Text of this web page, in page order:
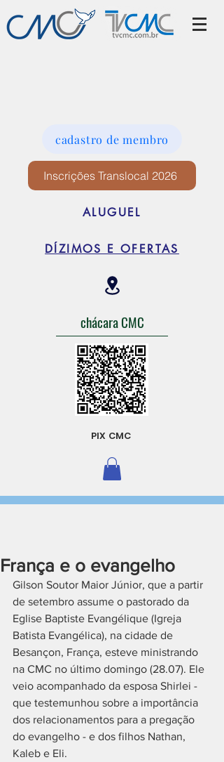
cadastro de membro
Inscrições Translocal 2026
ALUGUEL
DÍZIMOS E OFERTAS
chácara CMC
PIX CMC
França e o evangelho
Gilson Soutor Maior Júnior, que a partir
de setembro assume o pastorado da
Eglise Baptiste Evangélique (Igreja
Batista Evangélica), na cidade de
Besançon, França, esteve ministrando
na CMC no último domingo (28.07). Ele
veio acompanhado da esposa Shirlei -
que testemunhou sobre a importância
dos relacionamentos para a pregação
do evangelho - e dos filhos Nathan,
Kaleb e Eli.